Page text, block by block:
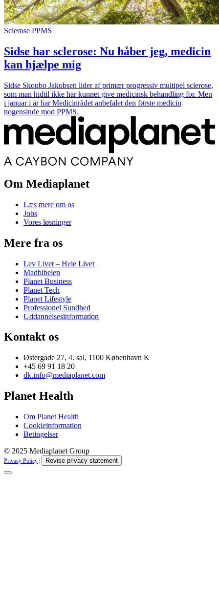
Sclerose PPMS
Sidse har sclerose: Nu håber jeg, medicin
kan hjælpe mig
Sidse Skoubo Jakobsen lider af primær progressiv multipel sclerose,
som man hidtil ikke har kunnet give medicinsk behandling for. Men
i januar i år har Medicinrådet anbefalet den første medicin
nogensinde mod PPMS.
Om Mediaplanet
Læs mere om os
Jobs
Vores løsninger
Mere fra os
Lev Livet – Hele Livet
Madbibelen
Planet Business
Planet Tech
Planet Lifestyle
Professionel Sundhed
Uddannelsesinformation
Kontakt os
Østergade 27, 4. sal, 1100 København K
+45 69 91 18 20
dk.info@mediaplanet.com
Planet Health
Om Planet Health
Cookieinformation
Betingelser
© 2025 Mediaplanet Group
Privacy Policy Revise privacy statement